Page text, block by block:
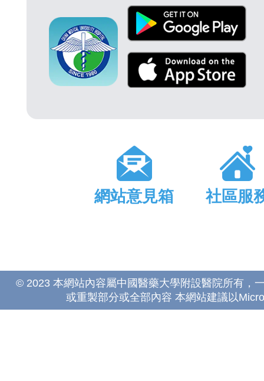
網站意見箱 社區服
© 2023 本網站內容屬中國醫藥大學附設醫院所有，
或重製部分或全部內容 本網站建議以